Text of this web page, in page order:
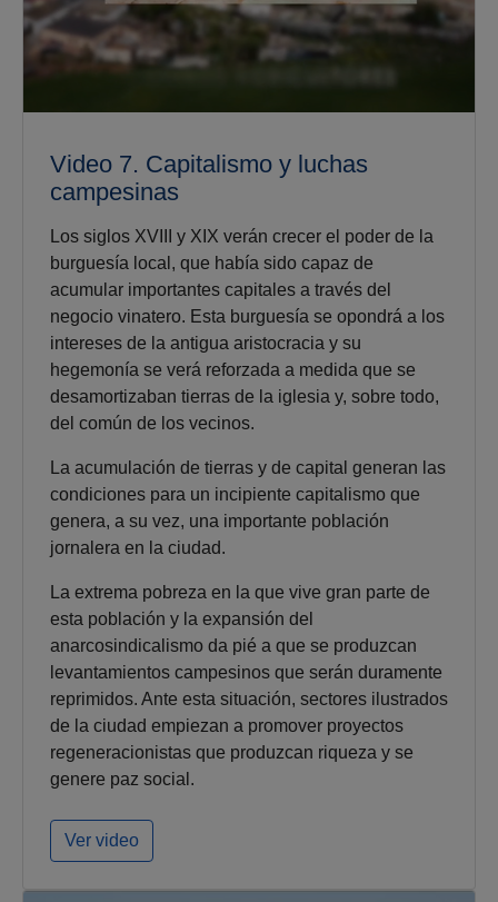
Video 7. Capitalismo y luchas
campesinas
Los siglos XVIII y XIX verán crecer el poder de la
burguesía local, que había sido capaz de
acumular importantes capitales a través del
negocio vinatero. Esta burguesía se opondrá a los
intereses de la antigua aristocracia y su
hegemonía se verá reforzada a medida que se
desamortizaban tierras de la iglesia y, sobre todo,
del común de los vecinos.
La acumulación de tierras y de capital generan las
condiciones para un incipiente capitalismo que
genera, a su vez, una importante población
jornalera en la ciudad.
La extrema pobreza en la que vive gran parte de
esta población y la expansión del
anarcosindicalismo da pié a que se produzcan
levantamientos campesinos que serán duramente
reprimidos. Ante esta situación, sectores ilustrados
de la ciudad empiezan a promover proyectos
regeneracionistas que produzcan riqueza y se
genere paz social.
Ver video